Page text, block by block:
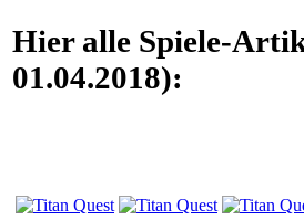
Hier alle Spiele-
01.04.2018):